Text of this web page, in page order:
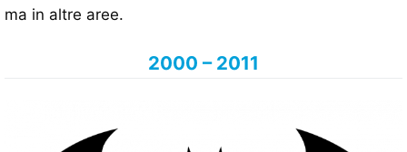
ma in altre aree.
2000 – 2011